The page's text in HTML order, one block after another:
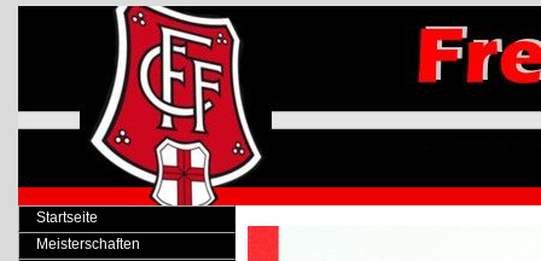
Startseite
Meisterschaften